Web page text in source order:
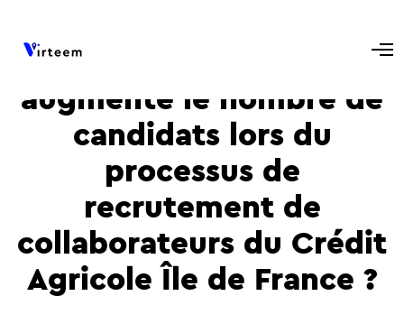
Comment Virteem a
augmenté le nombre de
candidats lors du
processus de
recrutement de
collaborateurs du Crédit
Agricole Île de France ?